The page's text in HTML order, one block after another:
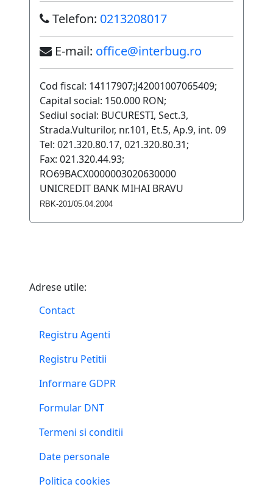
Telefon: 0213208017
E-mail: office@interbug.ro
Cod fiscal: 14117907;J42001007065409;
Capital social: 150.000 RON;
Sediul social: BUCURESTI, Sect.3,
Strada.Vulturilor, nr.101, Et.5, Ap.9, int. 09
Tel: 021.320.80.17, 021.320.80.31;
Fax: 021.320.44.93;
RO69BACX0000003020630000
UNICREDIT BANK MIHAI BRAVU
RBK-201/05.04.2004
Adrese utile:
Contact
Registru Agenti
Registru Petitii
Informare GDPR
Formular DNT
Termeni si conditii
Date personale
Politica cookies